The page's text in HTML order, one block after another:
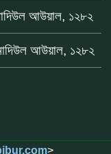
আউয়াল, ১২৮২
আউয়াল, ১২৮২
>